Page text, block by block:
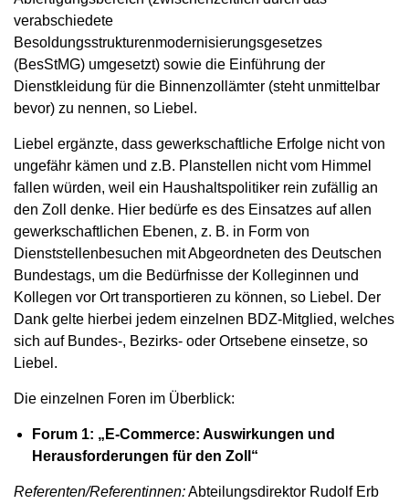
verabschiedete
Besoldungsstrukturenmodernisierungsgesetzes
(BesStMG) umgesetzt) sowie die Einführung der
Dienstkleidung für die Binnenzollämter (steht unmittelbar
bevor) zu nennen, so Liebel.
Liebel ergänzte, dass gewerkschaftliche Erfolge nicht von
ungefähr kämen und z.B. Planstellen nicht vom Himmel
fallen würden, weil ein Haushaltspolitiker rein zufällig an
den Zoll denke. Hier bedürfe es des Einsatzes auf allen
gewerkschaftlichen Ebenen, z. B. in Form von
Dienststellenbesuchen mit Abgeordneten des Deutschen
Bundestags, um die Bedürfnisse der Kolleginnen und
Kollegen vor Ort transportieren zu können, so Liebel. Der
Dank gelte hierbei jedem einzelnen BDZ-Mitglied, welches
sich auf Bundes-, Bezirks- oder Ortsebene einsetze, so
Liebel.
Die einzelnen Foren im Überblick:
Forum 1: „E-Commerce: Auswirkungen und
Herausforderungen für den Zoll“
Referenten/Referentinnen:Abteilungsdirektor Rudolf Erb